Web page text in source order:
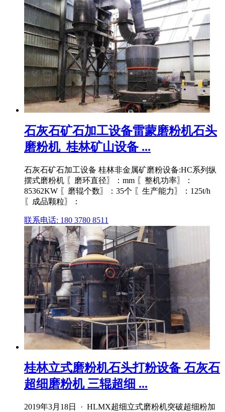
石灰石矿石加工设备雷蒙磨粉机石头
磨粉机_桂林矿山设备 ...
石灰石矿石加工设备 桂林非金属矿磨粉设备:HC系列纵
摆式磨粉机 〖磨环直径〗：mm 〖整机功率〗：
85362KW 〖磨辊个数〗：35个 〖生产能力〗：125t/h
〖成品颗粒〗：
联系电话: 180 3780 8511
桂林立式磨粉机石头打粉设备 石灰石
超细磨粉机 三辊超细 ...
2019年3月18日 · HLMX超细立式磨粉机突破超细粉加